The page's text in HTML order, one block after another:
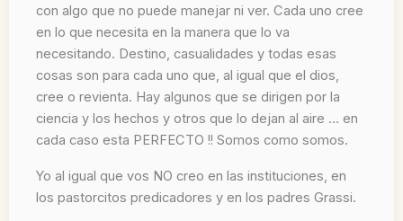
con algo que no puede manejar ni ver. Cada uno cree
en lo que necesita en la manera que lo va
necesitando. Destino, casualidades y todas esas
cosas son para cada uno que, al igual que el dios,
cree o revienta. Hay algunos que se dirigen por la
ciencia y los hechos y otros que lo dejan al aire … en
cada caso esta PERFECTO !! Somos como somos.
Yo al igual que vos NO creo en las instituciones, en
los pastorcitos predicadores y en los padres Grassi.